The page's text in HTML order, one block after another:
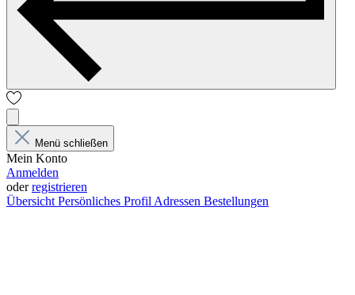
Menü schließen
Mein Konto
Anmelden
oderregistrieren
Übersicht Persönliches Profil Adressen Bestellungen